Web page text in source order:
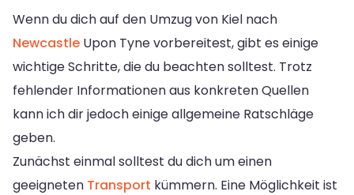
Wenn du dich auf den Umzug von Kiel nach
Newcastle Upon Tyne vorbereitest, gibt es einige
wichtige Schritte, die du beachten solltest. Trotz
fehlender Informationen aus konkreten Quellen
kann ich dir jedoch einige allgemeine Ratschläge
geben.
Zunächst einmal solltest du dich um einen
geeigneten Transport kümmern. Eine Möglichkeit ist